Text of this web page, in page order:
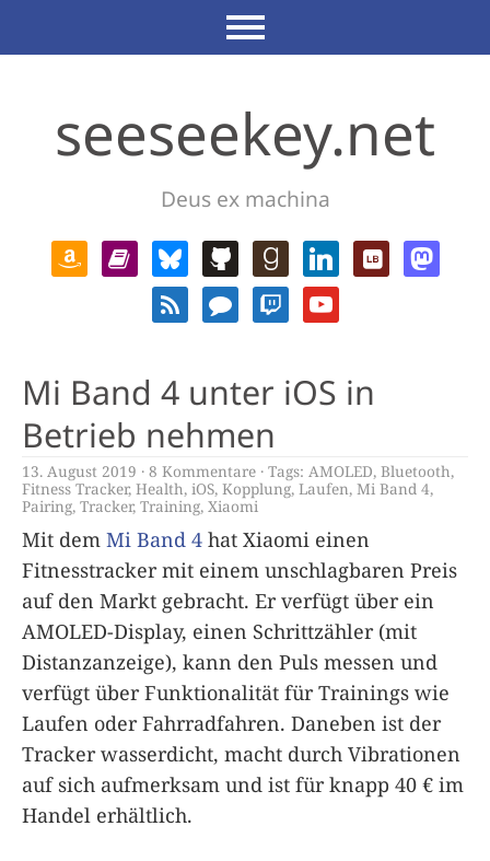
seeseekey.net
Deus ex machina
Mi Band 4 unter iOS in
Betrieb nehmen
13. August 2019 8 Kommentare Tags: AMOLED, Bluetooth,
Fitness Tracker, Health, iOS, Kopplung, Laufen, Mi Band 4,
Pairing, Tracker, Training, Xiaomi
Mit dem Mi Band 4 hat Xiaomi einen
Fitnesstracker mit einem unschlagbaren Preis
auf den Markt gebracht. Er verfügt über ein
AMOLED-Display, einen Schrittzähler (mit
Distanzanzeige), kann den Puls messen und
verfügt über Funktionalität für Trainings wie
Laufen oder Fahrradfahren. Daneben ist der
Tracker wasserdicht, macht durch Vibrationen
auf sich aufmerksam und ist für knapp 40 € im
Handel erhältlich.